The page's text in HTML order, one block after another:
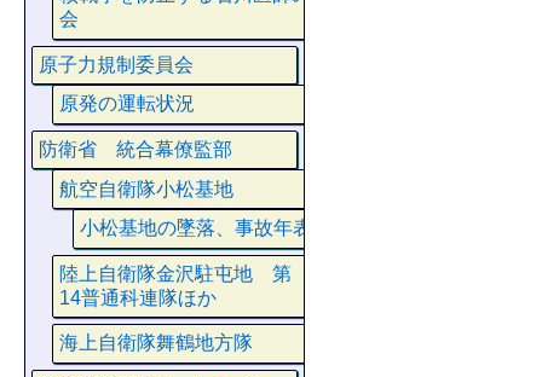
会
原子力規制委員会
原発の運転状況
防衛省 統合幕僚監部
航空自衛隊小松基地
小松基地の墜落、事故年表
陸上自衛隊金沢駐屯地 第
14普通科連隊ほか
海上自衛隊舞鶴地方隊